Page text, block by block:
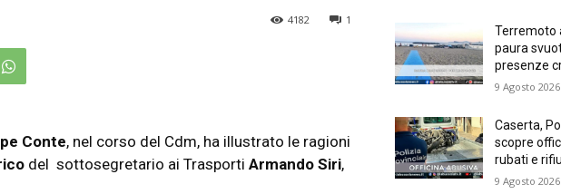
1
4182
Conte, nel corso del Cdm, ha illustrato le ragioni
del sottosegretario ai Trasporti Armando Siri,
Terremoto
paura
presenze
9 Agosto 2026
Caserta,
scopre
rubati e
9 Agosto 2026